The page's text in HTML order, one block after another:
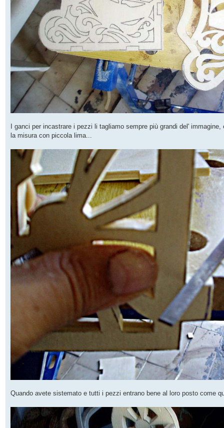
I ganci per incastrare i pezzi li tagliamo sempre più grandi del'
la misura con piccola lima...
Quando avete sistemato e tutti i pezzi entrano bene al loro posto come